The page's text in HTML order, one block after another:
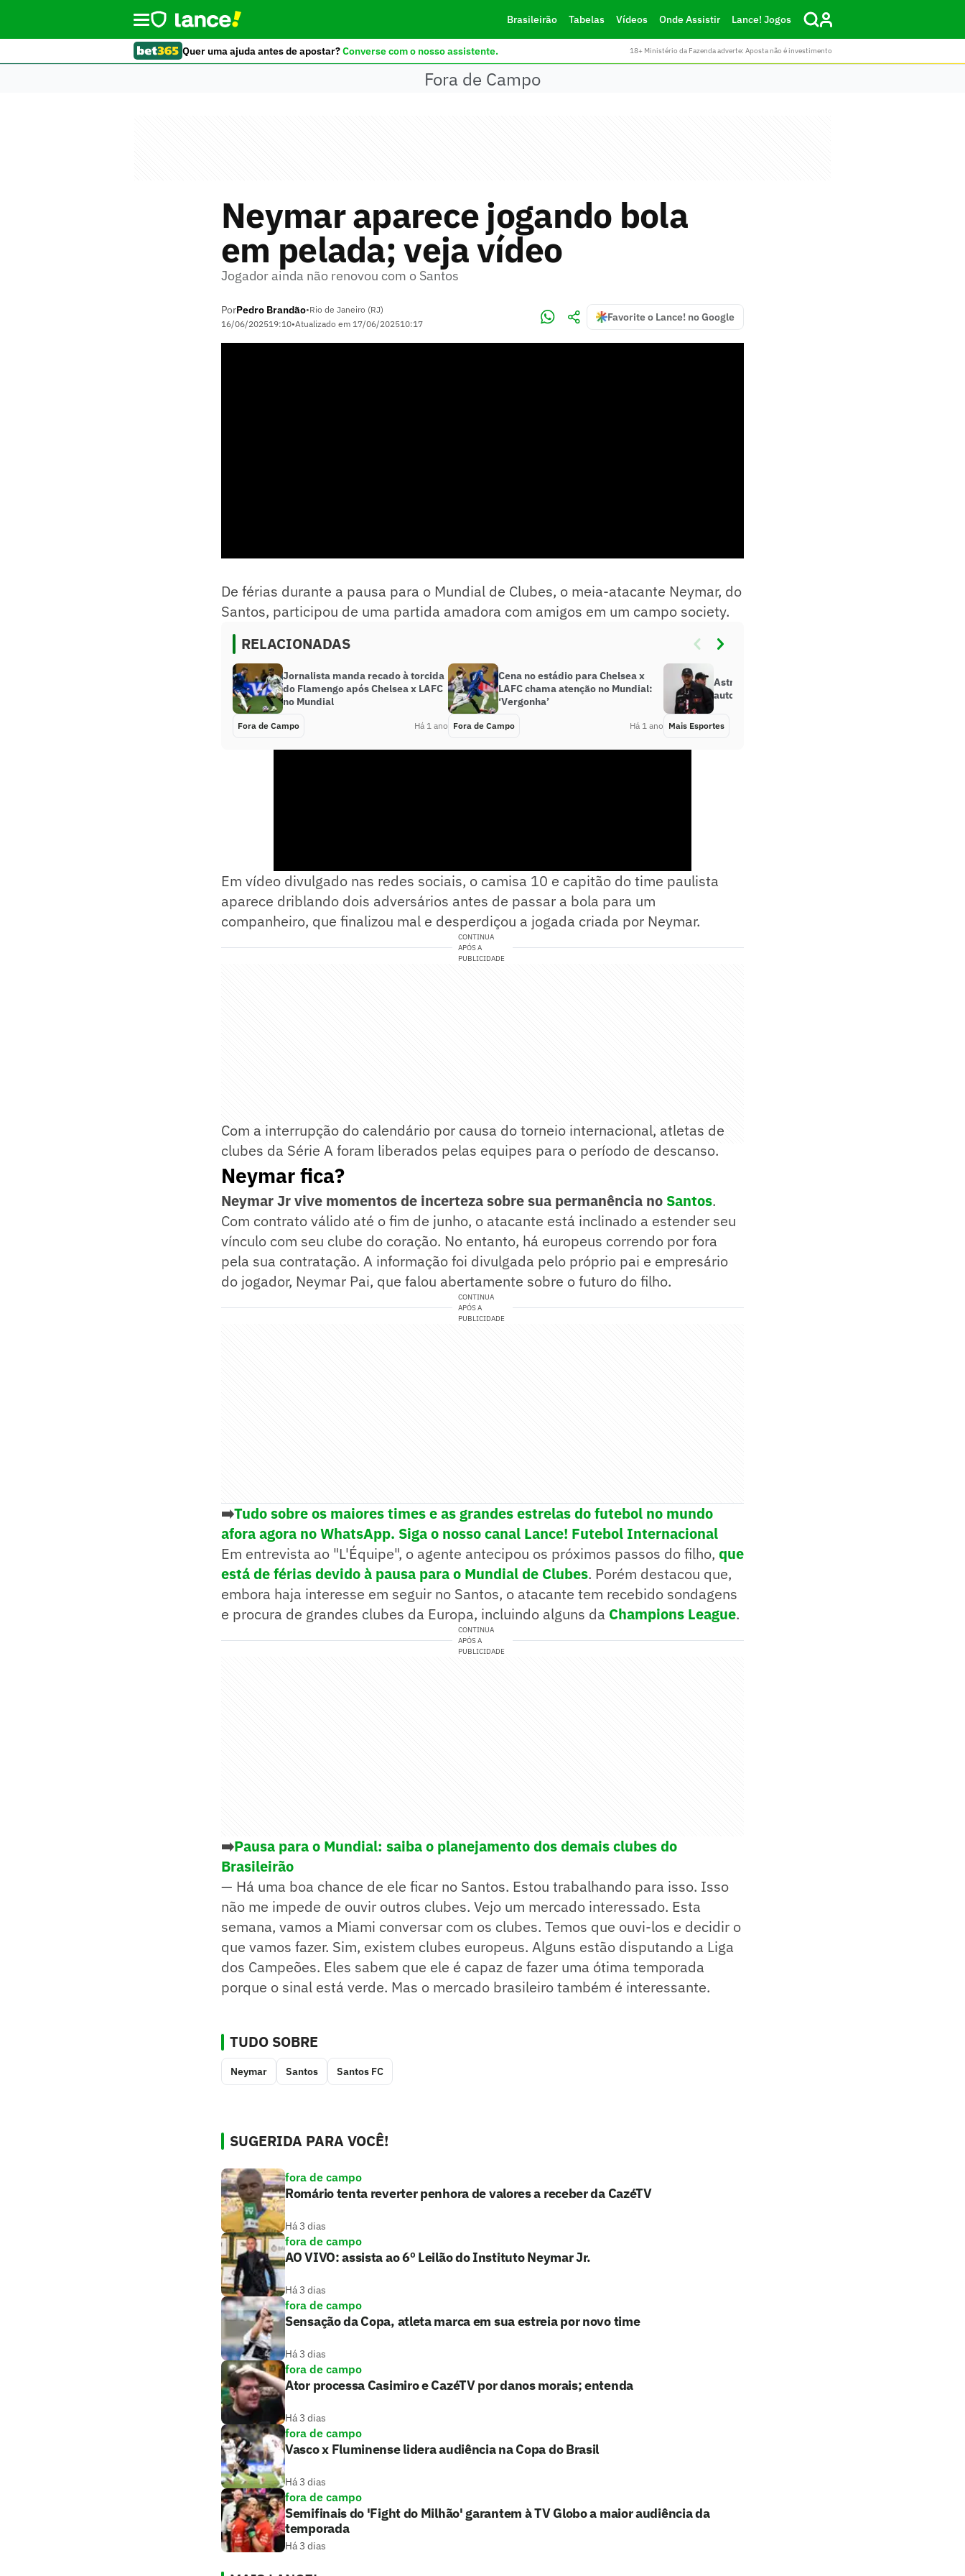
Brasileirão Tabelas Vídeos Onde Assistir Lance! Jogos
Quer uma ajuda antes de apostar?Converse com o nosso assistente. 18+ Ministério da Fazenda adverte: Aposta não é investimento
Fora de Campo
Neymar aparece jogando bola
em pelada; veja vídeo
Jogador ainda não renovou com o Santos
PorPedro Brandão•Rio de Janeiro (RJ)
16/06/202519:10•Atualizado em 17/06/202510:17
Favorite o Lance! no Google
De férias durante a pausa para o Mundial de Clubes, o meia-atacante Neymar, do
Santos, participou de uma partida amadora com amigos em um campo society.
RELACIONADAS
Jornalista manda recado à torcida
do Flamengo após Chelsea x LAFC
no Mundial
Fora de Campo Há 1 ano
Cena no estádio para Chelsea x
LAFC chama atenção no Mundial:
‘Vergonha’
Fora de Campo Há 1 ano
Astro da NBA aparece com camisa
autografada por Neymar
Mais Esportes
Em vídeo divulgado nas redes sociais, o camisa 10 e capitão do time paulista
aparece driblando dois adversários antes de passar a bola para um
companheiro, que finalizou mal e desperdiçou a jogada criada por Neymar.
CONTINUA
APÓS A
PUBLICIDADE
Com a interrupção do calendário por causa do torneio internacional, atletas de
clubes da Série A foram liberados pelas equipes para o período de descanso.
Neymar fica?
Neymar Jr vive momentos de incerteza sobre sua permanência no Santos.
Com contrato válido até o fim de junho, o atacante está inclinado a estender seu
vínculo com seu clube do coração. No entanto, há europeus correndo por fora
pela sua contratação. A informação foi divulgada pelo próprio pai e empresário
do jogador, Neymar Pai, que falou abertamente sobre o futuro do filho.
CONTINUA
APÓS A
PUBLICIDADE
➡️Tudo sobre os maiores times e as grandes estrelas do futebol no mundo
afora agora no WhatsApp. Siga o nosso canal Lance! Futebol Internacional
Em entrevista ao "L'Équipe", o agente antecipou os próximos passos do filho, que
está de férias devido à pausa para o Mundial de Clubes. Porém destacou que,
embora haja interesse em seguir no Santos, o atacante tem recebido sondagens
e procura de grandes clubes da Europa, incluindo alguns da Champions League.
CONTINUA
APÓS A
PUBLICIDADE
➡️Pausa para o Mundial: saiba o planejamento dos demais clubes do
Brasileirão
— Há uma boa chance de ele ficar no Santos. Estou trabalhando para isso. Isso
não me impede de ouvir outros clubes. Vejo um mercado interessado. Esta
semana, vamos a Miami conversar com os clubes. Temos que ouvi-los e decidir o
que vamos fazer. Sim, existem clubes europeus. Alguns estão disputando a Liga
dos Campeões. Eles sabem que ele é capaz de fazer uma ótima temporada
porque o sinal está verde. Mas o mercado brasileiro também é interessante.
TUDO SOBRE
Neymar Santos Santos FC
SUGERIDA PARA VOCÊ!
fora de campo
Romário tenta reverter penhora de valores a receber da CazéTV
Há 3 dias
fora de campo
AO VIVO: assista ao 6º Leilão do Instituto Neymar Jr.
Há 3 dias
fora de campo
Sensação da Copa, atleta marca em sua estreia por novo time
Há 3 dias
fora de campo
Ator processa Casimiro e CazéTV por danos morais; entenda
Há 3 dias
fora de campo
Vasco x Fluminense lidera audiência na Copa do Brasil
Há 3 dias
fora de campo
Semifinais do 'Fight do Milhão' garantem à TV Globo a maior audiência da
temporada
Há 3 dias